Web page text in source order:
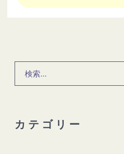
索:
カテゴリー